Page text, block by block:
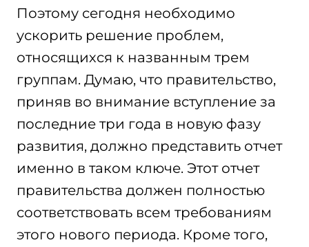
Поэтому сегодня необходимо
ускорить решение проблем,
относящихся к названным трем
группам. Думаю, что правительство,
приняв во внимание вступление за
последние три года в новую фазу
развития, должно представить отчет
именно в таком ключе. Этот отчет
правительства должен полностью
соответствовать всем требованиям
этого нового периода. Кроме того,